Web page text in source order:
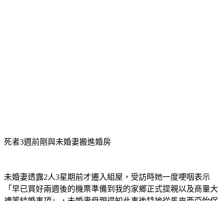
死者3週前剛與未婚妻搬進婚房
未婚妻透露2人3星期前才遷入組屋，受訪時她一度哽咽表示
「早已買好兩週後的機票準備到我的家鄉正式提親以及商量大